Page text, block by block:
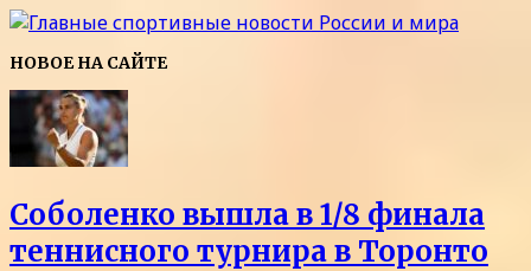
НОВОЕ НА САЙТЕ
Соболенко вышла в 1/8 финала
теннисного турнира в Торонто